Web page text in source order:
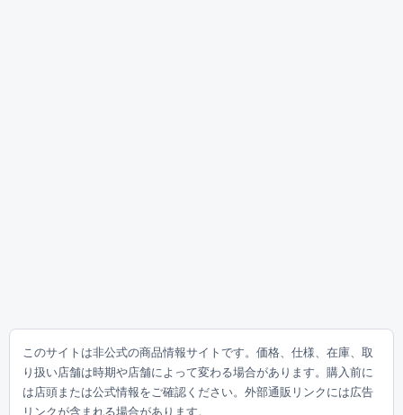
このサイトは非公式の商品情報サイトです。価格、仕様、在庫、取
り扱い店舗は時期や店舗によって変わる場合があります。購入前に
は店頭または公式情報をご確認ください。外部通販リンクには広告
リンクが含まれる場合があります。